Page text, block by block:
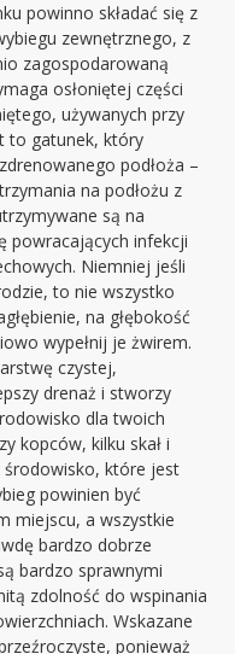
powinno składać się z
zewnętrznego, z
zagospodarowaną
osłoniętej części
używanych przy
to gatunek, który
podłoża –
na podłożu z
są na
powracających infekcji
Niemniej jeśli
to nie wszystko
na głębokość
wypełnij je żwirem.
czystej,
drenaż i stworzy
dla twoich
kopców, kilku skał i
środowisko, które jest
powinien być
miejscu, a wszystkie
bardzo dobrze
bardzo sprawnymi
zdolność do wspinania
Wskazane
ponieważ